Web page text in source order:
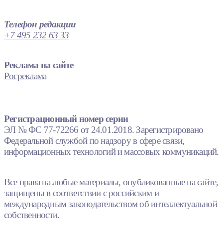
Телефон редакции
+7 495 232 63 33
Реклама на сайте
Росреклама
Регистрационный номер серии
ЭЛ № ФС 77-72266 от 24.01.2018. Зарегистрировано
Федеральной службой по надзору в сфере связи,
информационных технологий и массовых коммуникаций.
Все права на любые материалы, опубликованные на сайте,
защищены в соответствии с российским и
международным законодательством об интеллектуальной
собственности.